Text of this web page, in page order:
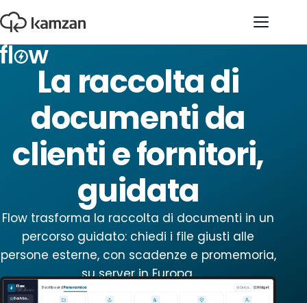
Apri il
La raccolta di
documenti da
clienti e fornitori,
guidata
Flow trasforma la raccolta di documenti in un
percorso guidato: chiedi i file giusti alle
persone esterne, con scadenze e promemoria,
su server in Europa.
Flow
FLUSSI DI
CARICAMENTO
Dashboard
DashboardPanoramica Cerca… Widget